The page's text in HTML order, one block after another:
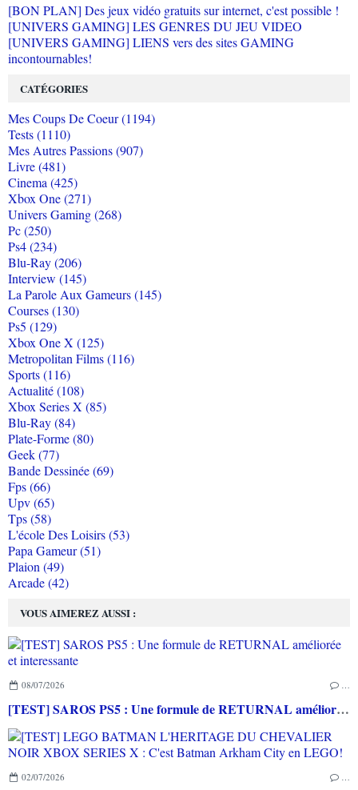
VOUS AIMEREZ AUSSI :
08/07/2026
[TEST] SAROS PS5 : Une formule de RETURNAL améliorée et interessante
02/07/2026
[BON PLAN] Des jeux vidéo gratuits sur internet, c'est possible !
[UNIVERS GAMING] LES GENRES DU JEU VIDEO
[UNIVERS GAMING] LIENS vers des sites GAMING
incontournables!
CATÉGORIES
Mes Coups De Coeur (1194)
Tests (1110)
Mes Autres Passions (907)
Livre (481)
Cinema (425)
Xbox One (271)
Univers Gaming (268)
Pc (250)
Ps4 (234)
Blu-Ray (206)
Interview (145)
La Parole Aux Gameurs (145)
Courses (130)
Ps5 (129)
Xbox One X (125)
Metropolitan Films (116)
Sports (116)
Actualité (108)
Xbox Series X (85)
Blu-Ray (84)
Plate-Forme (80)
Geek (77)
Bande Dessinée (69)
Fps (66)
Upv (65)
Tps (58)
L'école Des Loisirs (53)
Papa Gameur (51)
Plaion (49)
Arcade (42)